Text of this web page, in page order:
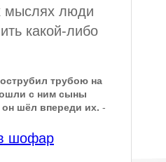
мыслях люди
какой-либо
трубою на
с ним сыны
шёл впереди их. -
шофар